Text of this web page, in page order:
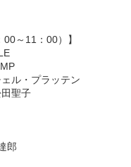
～11：00）】
・プラッテン
聖子
郎